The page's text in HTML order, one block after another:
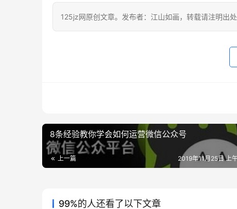
125jz网原创文章。发布者：江山如画，转载请注明出处
8条经验教你学会如何运营微信公众号
上一篇 2019年11月25日 上
99%的人还看了以下文章